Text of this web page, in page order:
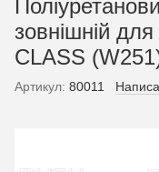
зовнішній
CLASS
Артикул: 80011